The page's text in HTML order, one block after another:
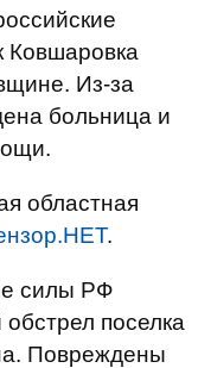
Ковшаровка
Из-за
больница и
областная
.
силы РФ
поселка
Повреждены